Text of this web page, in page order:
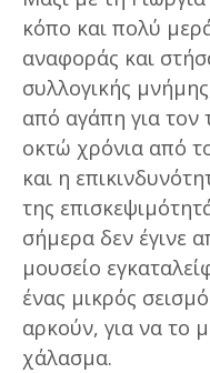
κόπο και πολύ
αναφοράς και
συλλογικής
από αγάπη για τον
οκτώ χρόνια από
και η
της
σήμερα δεν έγινε
μουσείο
ένας μικρός
αρκούν, για να το
χάλασμα.